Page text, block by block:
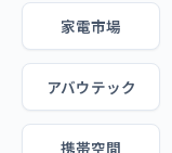
家電市場
アバウテック
携帯空間